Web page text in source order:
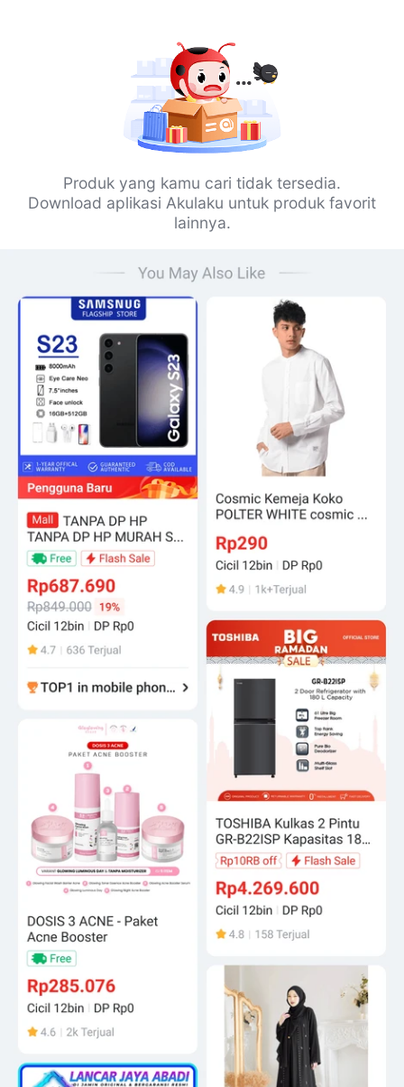
Produk yang kamu cari tidak tersedia.
Download aplikasi Akulaku untuk produk favorit
lainnya.